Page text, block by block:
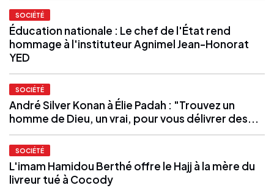
SOCIÉTÉ
Éducation nationale : Le chef de l'État rend
hommage à l'instituteur Agnimel Jean-Honorat
YED
SOCIÉTÉ
André Silver Konan à Élie Padah : "Trouvez un
homme de Dieu, un vrai, pour vous délivrer des...
SOCIÉTÉ
L'imam Hamidou Berthé offre le Hajj à la mère du
livreur tué à Cocody